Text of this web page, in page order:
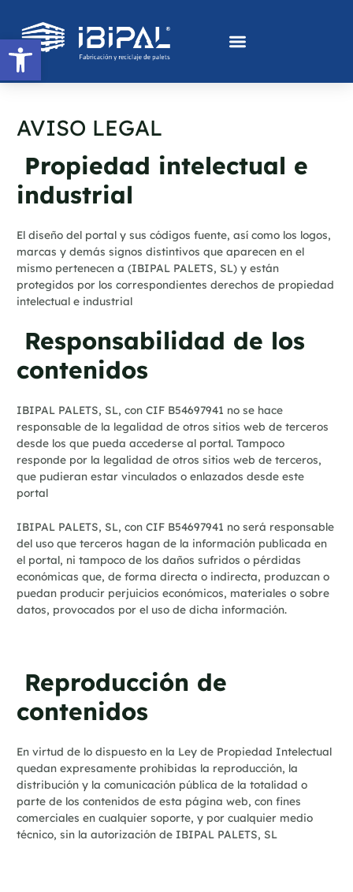
Abrir barra de herramientas
contenido
AVISO LEGAL
Propiedad intelectual e
industrial
El diseño del portal y sus códigos fuente, así como los logos,
marcas y demás signos distintivos que aparecen en el
mismo pertenecen a (IBIPAL PALETS, SL) y están
protegidos por los correspondientes derechos de propiedad
intelectual e industrial
Responsabilidad de los
contenidos
IBIPAL PALETS, SL, con CIF B54697941 no se hace
responsable de la legalidad de otros sitios web de terceros
desde los que pueda accederse al portal. Tampoco
responde por la legalidad de otros sitios web de terceros,
que pudieran estar vinculados o enlazados desde este
portal
IBIPAL PALETS, SL, con CIF B54697941 no será responsable
del uso que terceros hagan de la información publicada en
el portal, ni tampoco de los daños sufridos o pérdidas
económicas que, de forma directa o indirecta, produzcan o
puedan producir perjuicios económicos, materiales o sobre
datos, provocados por el uso de dicha información.
Reproducción de
contenidos
En virtud de lo dispuesto en la Ley de Propiedad Intelectual
quedan expresamente prohibidas la reproducción, la
distribución y la comunicación pública de la totalidad o
parte de los contenidos de esta página web, con fines
comerciales en cualquier soporte, y por cualquier medio
técnico, sin la autorización de IBIPAL PALETS, SL